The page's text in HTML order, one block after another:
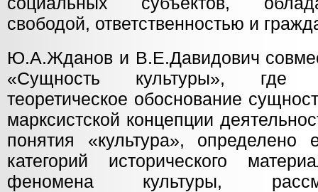
свободой, ответственностью и
Ю.А.Жданов и В.Е.Давидович
«Сущность культуры», где
теоретическое обоснование
марксистской концепции
понятия «культура»,
категорий исторического
феномена культуры,